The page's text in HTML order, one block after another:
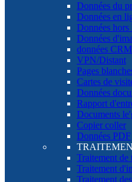
Données du
Données en
Données hors
Données
données CRM
VPN/Distant
Pages
Cartes de
Données
Rapport
Documents
Copier coller
Données PDF
Traitement de
Traitement
Traitement